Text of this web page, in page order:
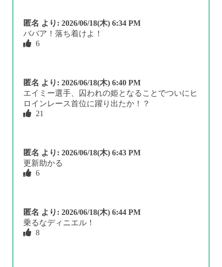
匿名 より: 2026/06/18(木) 6:34 PM
ババア！落ち着けよ！
6
匿名 より: 2026/06/18(木) 6:40 PM
エイミー選手、囚われの姫となることでついにヒ
ロインレース首位に躍り出たか！？
21
匿名 より: 2026/06/18(木) 6:43 PM
更新助かる
6
匿名 より: 2026/06/18(木) 6:44 PM
乗るなディニエル！
8